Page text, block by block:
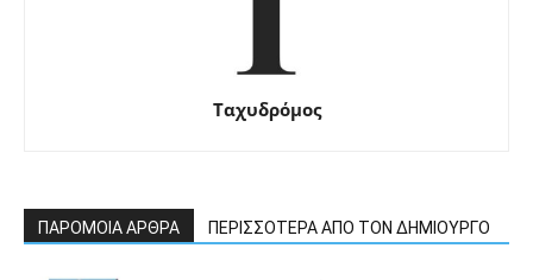
Ταχυδρόμος
ΠΑΡΟΜΟΙΑ ΑΡΘΡΑ ΠΕΡΙΣΣΟΤΕΡΑ ΑΠΟ ΤΟΝ ΔΗΜΙΟΥΡΓΟ